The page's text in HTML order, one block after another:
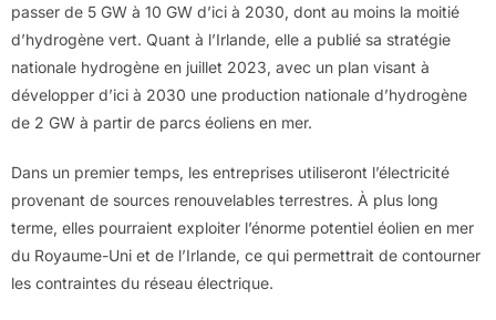
passer de 5 GW à 10 GW d’ici à 2030, dont au moins la moitié
d’hydrogène vert. Quant à l’Irlande, elle a publié sa stratégie
nationale hydrogène en juillet 2023, avec un plan visant à
développer d’ici à 2030 une production nationale d’hydrogène
de 2 GW à partir de parcs éoliens en mer.
Dans un premier temps, les entreprises utiliseront l’électricité
provenant de sources renouvelables terrestres. À plus long
terme, elles pourraient exploiter l’énorme potentiel éolien en mer
du Royaume-Uni et de l’Irlande, ce qui permettrait de contourner
les contraintes du réseau électrique.